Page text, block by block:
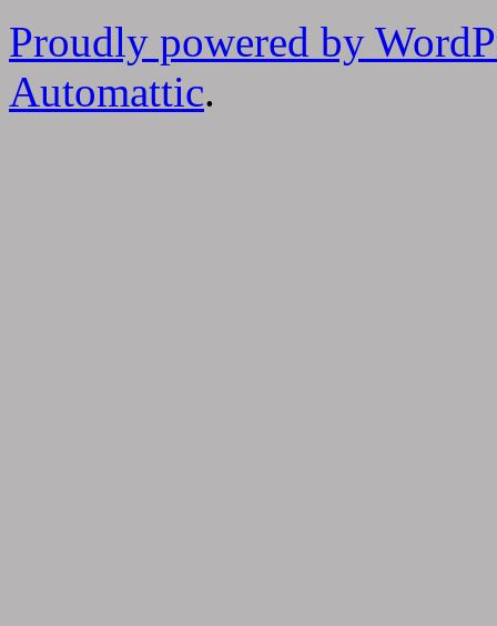
Proudly powered by
Automattic.